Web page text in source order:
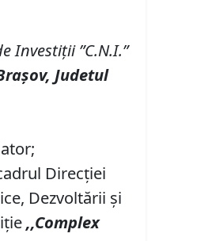
Investiţii”C.N.I.”
Judetul
Direcţiei
Dezvoltării și
,,Complex